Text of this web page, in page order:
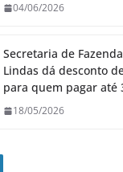
04/06/2026
Secretaria de
Lindas dá desconto
para quem pagar até
18/05/2026